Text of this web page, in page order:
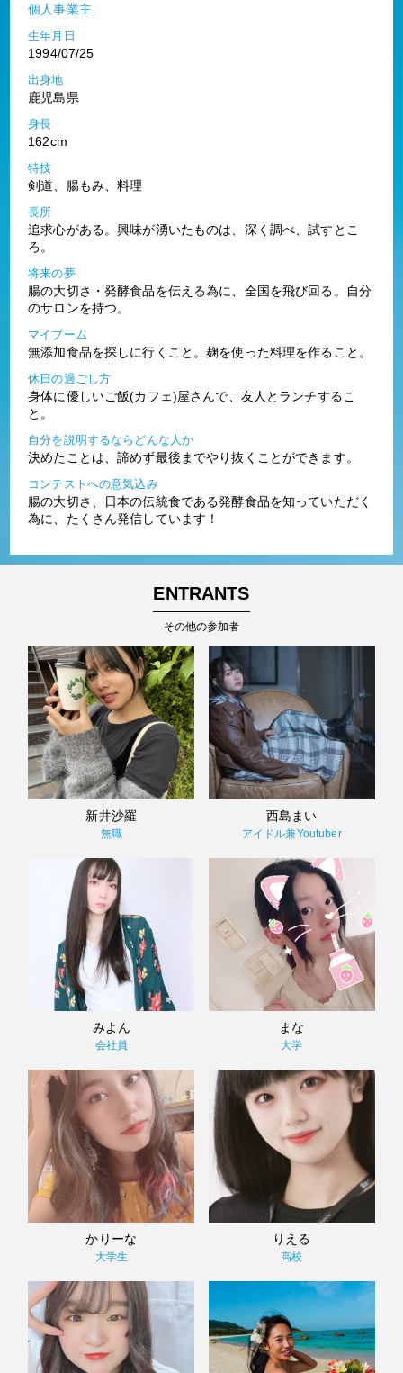
個人事業主
生年月日
1994/07/25
出身地
鹿児島県
身長
162cm
特技
剣道、腸もみ、料理
長所
追求心がある。興味が湧いたものは、深く調べ、試すとこ
ろ。
将来の夢
腸の大切さ・発酵食品を伝える為に、全国を飛び回る。自分
のサロンを持つ。
マイブーム
無添加食品を探しに行くこと。麹を使った料理を作ること。
休日の過ごし方
身体に優しいご飯(カフェ)屋さんで、友人とランチするこ
と。
自分を説明するならどんな人か
決めたことは、諦めず最後までやり抜くことができます。
コンテストへの意気込み
腸の大切さ、日本の伝統食である発酵食品を知っていただく
為に、たくさん発信しています！
ENTRANTS
その他の参加者
新井沙羅
無職
西島まい
アイドル兼Youtuber
みよん
会社員
まな
大学
かりーな
大学生
りえる
高校